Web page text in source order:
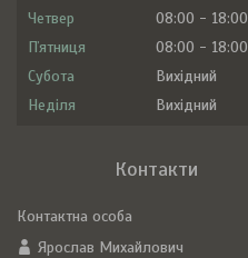
Четвер
08:00
18:00
Пʼятниця
08:00
18:00
Субота
Вихідний
Неділя
Вихідний
Контакти
Ярослав Михайлович